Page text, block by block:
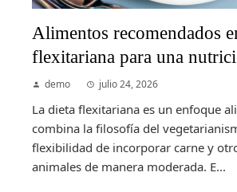
Alimentos recomendados
flexitariana para una
demo julio 24, 2026
La dieta flexitariana es un enfoque
combina la filosofía del
flexibilidad de incorporar carne y
animales de manera moderada. E...